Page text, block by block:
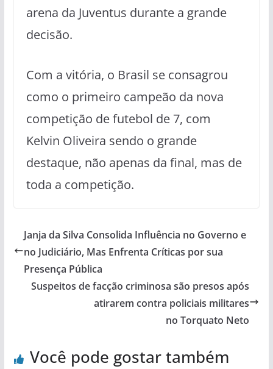
arena da Juventus durante a grande
decisão.
Com a vitória, o Brasil se consagrou
como o primeiro campeão da nova
competição de futebol de 7, com
Kelvin Oliveira sendo o grande
destaque, não apenas da final, mas de
toda a competição.
Janja da Silva Consolida Influência no Governo e
no Judiciário, Mas Enfrenta Críticas por sua
Presença Pública
Suspeitos de facção criminosa são presos após
atirarem contra policiais militares
no Torquato Neto
Você pode gostar também